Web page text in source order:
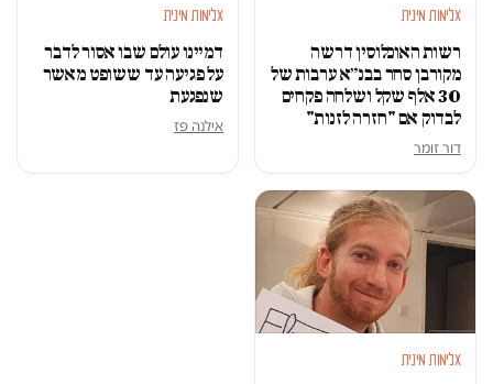
אלימות מינית
רשות האוכלוסין דרשה
מקורבן סחר בבנ״א ערבות של
30 אלף שקל ושלחה פקחים
לבדוק אם "חזרה לזנות"
דור זומר
אלימות מינית
דמיינו עולם שבו אסור לדבר
על פגיעה עד ששופט מאשר
שנפגעת
אילנה פז
אלימות מינית